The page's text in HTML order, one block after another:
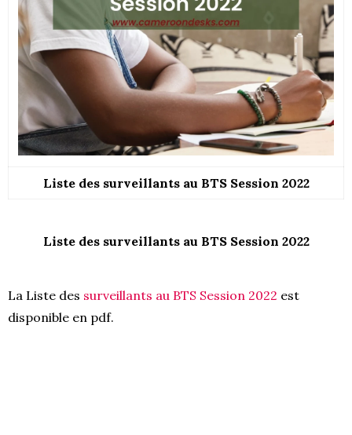
Liste des surveillants au BTS Session 2022
Liste des surveillants au BTS Session 2022
La Liste des surveillants au BTS Session 2022 est
disponible en pdf.